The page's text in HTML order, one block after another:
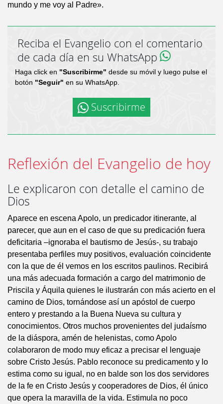
mundo y me voy al Padre».
Reciba el Evangelio con el comentario
de cada día en su WhatsApp
Haga click en "Suscribirme" desde su móvil y luego pulse el
botón "Seguir" en su WhatsApp.
Suscribirme
Reflexión del Evangelio de hoy
Le explicaron con detalle el camino de
Dios
Aparece en escena Apolo, un predicador itinerante, al
parecer, que aun en el caso de que su predicación fuera
deficitaria –ignoraba el bautismo de Jesús-, su trabajo
presentaba perfiles muy positivos, evaluación coincidente
con la que de él vemos en los escritos paulinos. Recibirá
una más adecuada formación a cargo del matrimonio de
Priscila y Áquila quienes le ilustrarán con más acierto en el
camino de Dios, tornándose así un apóstol de cuerpo
entero y prestando a la Buena Nueva su cultura y
conocimientos. Otros muchos provenientes del judaísmo
de la diáspora, amén de helenistas, como Apolo
colaboraron de modo muy eficaz a precisar el lenguaje
sobre Cristo Jesús. Pablo reconoce su predicamento y lo
estima como su igual, no en balde son los dos servidores
de la fe en Cristo Jesús y cooperadores de Dios, él único
que opera la maravilla de la vida. Estimula no poco